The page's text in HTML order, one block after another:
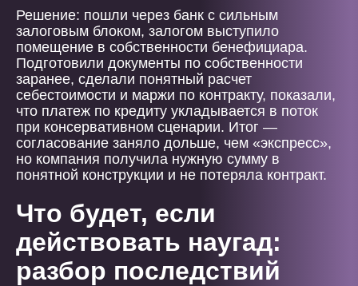
Решение: пошли через банк с сильным
залоговым блоком, залогом выступило
помещение в собственности бенефициара.
Подготовили документы по собственности
заранее, сделали понятный расчет
себестоимости и маржи по контракту, показали,
что платеж по кредиту укладывается в поток
при консервативном сценарии. Итог —
согласование заняло дольше, чем «экспресс»,
но компания получила нужную сумму в
понятной конструкции и не потеряла контракт.
Что будет, если
действовать наугад:
разбор последствий